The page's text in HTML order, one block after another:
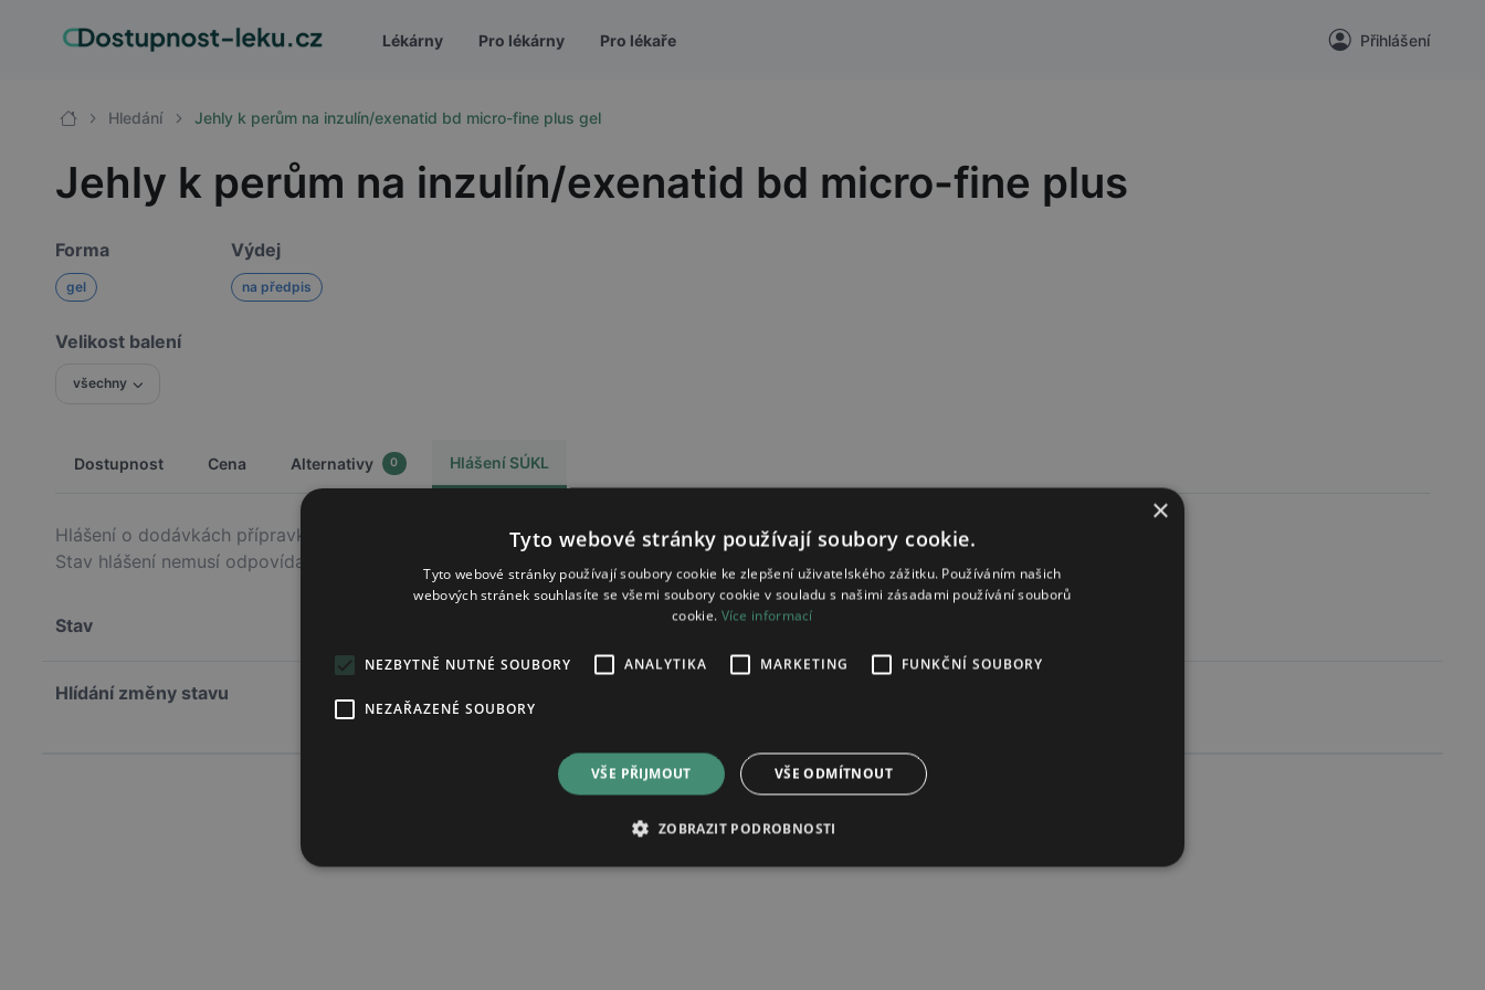
Lékárny Pro lékárny Pro lékaře Přihlášení
Hledání Jehly k perům na inzulín/exenatid bd micro-fine plus gel
Jehly k perům na inzulín/exenatid bd micro-fine plus
Forma
gel
Výdej
na předpis
Velikost balení
všechny
Dostupnost Cena Alternativy 0 Hlášení SÚKL
Hlášení o dodávkách přípravku na trh v ČR poskytuje Státní ústav pro kontrolu léčiv (SÚKL).
Stav hlášení nemusí odpovídat skutečnému stavu skladových zásob v lékárnách, ale indikuje pravděpodobný trend.
Stav
Hlídání změny stavu
×
Tyto webové stránky používají soubory cookie.
Tyto webové stránky používají soubory cookie ke zlepšení uživatelského zážitku. Používáním našich
webových stránek souhlasíte se všemi soubory cookie v souladu s našimi zásadami používání souborů
cookie. Více informací
NEZBYTNĚ NUTNÉ SOUBORY ANALYTIKA MARKETING FUNKČNÍ SOUBORY
NEZAŘAZENÉ SOUBORY
VŠE PŘIJMOUT VŠE ODMÍTNOUT
ZOBRAZIT PODROBNOSTI